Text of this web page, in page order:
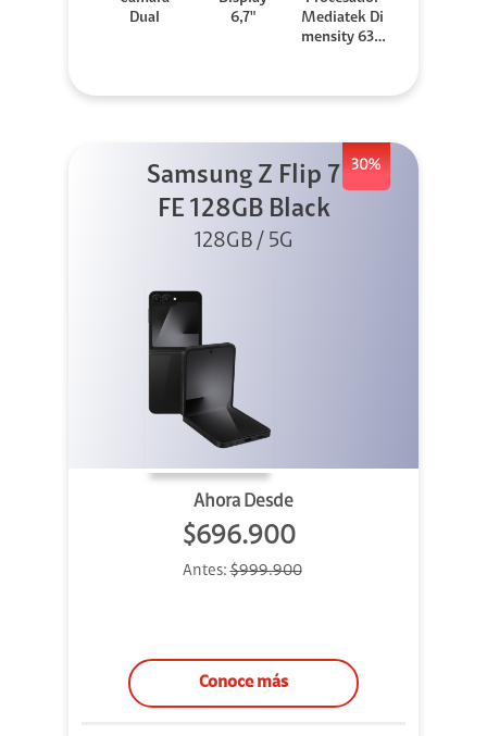
Dual
6,7"
Mediatek Di
mensity 630
30%
Samsung Z Flip 7
FE 128GB Black
128GB / 5G
Ahora Desde
$696.900
Antes:$999.900
Conoce más